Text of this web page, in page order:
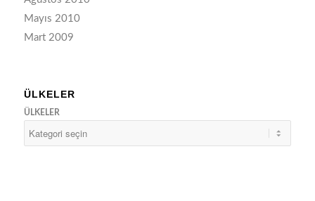
Mayıs 2010
Mart 2009
ÜLKELER
ÜLKELER